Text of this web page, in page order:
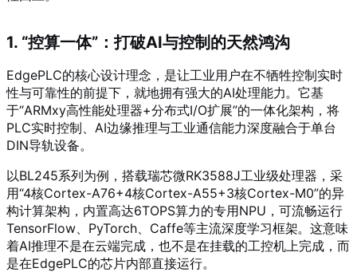
1. “控算一体”：打破AI与控制的天然鸿沟
EdgePLC的核心设计理念，是让工业用户在不牺牲控制实时
性与可靠性的前提下，就地拥有强大的AI处理能力。它基
于“ARMxy高性能处理器+分布式I/O扩展”的一体化架构，将
PLC实时控制、AI边缘推理与工业通信能力深度融合于单台
DIN导轨设备。
以BL245系列为例，搭载瑞芯微RK3588J工业级处理器，采
用“4核Cortex-A76+4核Cortex-A55+3核Cortex-M0”的异
构计算架构，内置高达6TOPS算力的专用NPU，可流畅运行
TensorFlow、PyTorch、Caffe等主流深度学习框架。这意味
着AI推理不是在云端完成，也不是在挂载的工控机上完成，而
是在EdgePLC的芯片内部直接运行。